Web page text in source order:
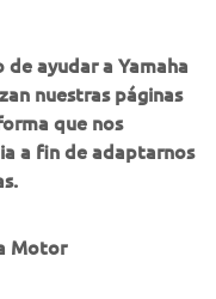
Cup continuará en
de la cuarta
dar su brazo a
No ha tenido
ayudar a Yamaha
nuestras páginas
que nos
a fin de adaptarnos
Motor